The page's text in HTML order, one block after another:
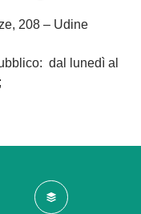
208 – Udine
dal lunedì al